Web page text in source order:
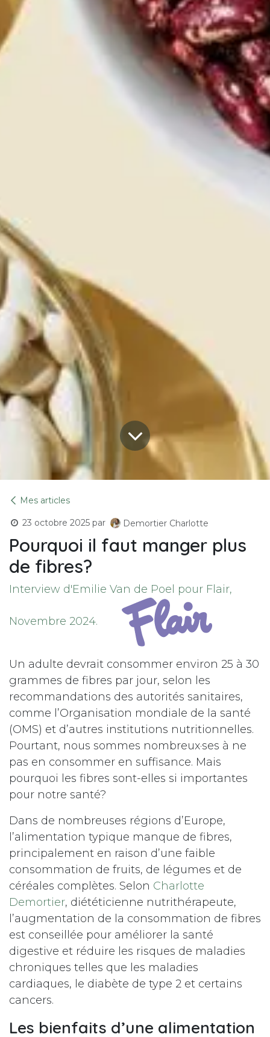
Mes articles
23 octobre 2025 par Demortier Charlotte
Pourquoi il faut manger plus
de fibres?
Interview d'Emilie Van de Poel pour Flair,
Novembre 2024.
Un adulte devrait consommer environ 25 à 30
grammes de fibres par jour, selon les
recommandations des autorités sanitaires,
comme l’Organisation mondiale de la santé
(OMS) et d’autres institutions nutritionnelles.
Pourtant, nous sommes nombreux·ses à ne
pas en consommer en suffisance. Mais
pourquoi les fibres sont-elles si importantes
pour notre santé?
Dans de nombreuses régions d’Europe,
l’alimentation typique manque de fibres,
principalement en raison d’une faible
consommation de fruits, de légumes et de
céréales complètes. Selon Charlotte
Demortier, diététicienne nutrithérapeute,
l’augmentation de la consommation de fibres
est conseillée pour améliorer la santé
digestive et réduire les risques de maladies
chroniques telles que les maladies
cardiaques, le diabète de type 2 et certains
cancers.
Les bienfaits d’une alimentation